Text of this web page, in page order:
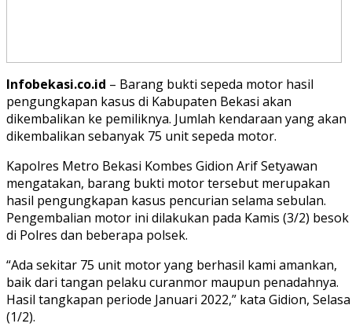
Infobekasi.co.id – Barang bukti sepeda motor hasil
pengungkapan kasus di Kabupaten Bekasi akan
dikembalikan ke pemiliknya. Jumlah kendaraan yang akan
dikembalikan sebanyak 75 unit sepeda motor.
Kapolres Metro Bekasi Kombes Gidion Arif Setyawan
mengatakan, barang bukti motor tersebut merupakan
hasil pengungkapan kasus pencurian selama sebulan.
Pengembalian motor ini dilakukan pada Kamis (3/2) besok
di Polres dan beberapa polsek.
“Ada sekitar 75 unit motor yang berhasil kami amankan,
baik dari tangan pelaku curanmor maupun penadahnya.
Hasil tangkapan periode Januari 2022,” kata Gidion, Selasa
(1/2).